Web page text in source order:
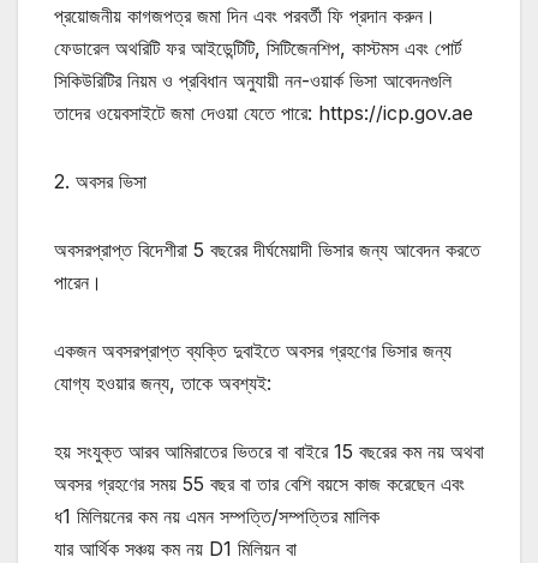
প্রয়োজনীয় কাগজপত্র জমা দিন এবং পরবর্তী ফি প্রদান করুন।
ফেডারেল অথরিটি ফর আইডেন্টিটি, সিটিজেনশিপ, কাস্টমস এবং পোর্ট
সিকিউরিটির নিয়ম ও প্রবিধান অনুযায়ী নন-ওয়ার্ক ভিসা আবেদনগুলি
তাদের ওয়েবসাইটে জমা দেওয়া যেতে পারে: https://icp.gov.ae
2. অবসর ভিসা
অবসরপ্রাপ্ত বিদেশীরা 5 বছরের দীর্ঘমেয়াদী ভিসার জন্য আবেদন করতে
পারেন।
একজন অবসরপ্রাপ্ত ব্যক্তি দুবাইতে অবসর গ্রহণের ভিসার জন্য
যোগ্য হওয়ার জন্য, তাকে অবশ্যই:
হয় সংযুক্ত আরব আমিরাতের ভিতরে বা বাইরে 15 বছরের কম নয় অথবা
অবসর গ্রহণের সময় 55 বছর বা তার বেশি বয়সে কাজ করেছেন এবং
ধ1 মিলিয়নের কম নয় এমন সম্পত্তি/সম্পত্তির মালিক
যার আর্থিক সঞ্চয় কম নয় D1 মিলিয়ন বা